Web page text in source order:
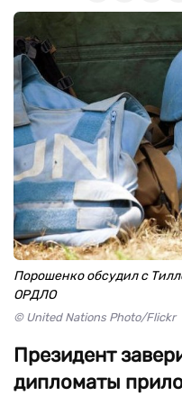
Порошенко обсудил с
ОРДЛО
© United Nations Photo/Flickr
Президент
дипломаты